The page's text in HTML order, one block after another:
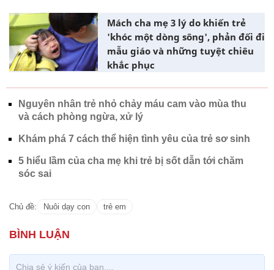
Mách cha mẹ 3 lý do khiến trẻ
'khóc một dòng sông', phản đối đi
mẫu giáo và những tuyệt chiêu
khắc phục
Nguyên nhân trẻ nhỏ chảy máu cam vào mùa thu
và cách phòng ngừa, xử lý
Khám phá 7 cách thể hiện tình yêu của trẻ sơ sinh
5 hiểu lầm của cha mẹ khi trẻ bị sốt dẫn tới chăm
sóc sai
Chủ đề: Nuôi dạy con trẻ em